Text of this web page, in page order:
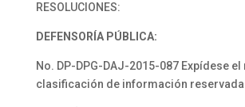
RESOLUCIONES:
DEFENSORÍA PÚBLICA:
No. DP-DPG-DAJ-2015-087 Expídese
clasificación de información reservada